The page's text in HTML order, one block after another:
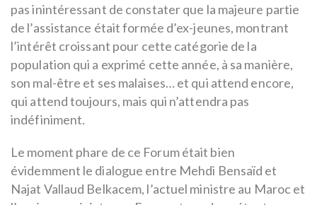
pas inintéressant de constater que la majeure partie
de l’assistance était formée d’ex-jeunes, montrant
l’intérêt croissant pour cette catégorie de la
population qui a exprimé cette année, à sa manière,
son mal-être et ses malaises… et qui attend encore,
qui attend toujours, mais qui n’attendra pas
indéfiniment.
Le moment phare de ce Forum était bien
évidemment le dialogue entre Mehdi Bensaïd et
Najat Vallaud Belkacem, l’actuel ministre au Maroc et